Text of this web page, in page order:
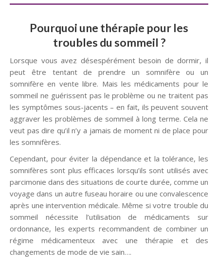
Pourquoi une thérapie pour les
troubles du sommeil ?
Lorsque vous avez désespérément besoin de dormir, il
peut être tentant de prendre un somnifère ou un
somnifère en vente libre. Mais les médicaments pour le
sommeil ne guérissent pas le problème ou ne traitent pas
les symptômes sous-jacents – en fait, ils peuvent souvent
aggraver les problèmes de sommeil à long terme. Cela ne
veut pas dire qu’il n’y a jamais de moment ni de place pour
les somnifères.
Cependant, pour éviter la dépendance et la tolérance, les
somnifères sont plus efficaces lorsqu’ils sont utilisés avec
parcimonie dans des situations de courte durée, comme un
voyage dans un autre fuseau horaire ou une convalescence
après une intervention médicale. Même si votre trouble du
sommeil nécessite l’utilisation de médicaments sur
ordonnance, les experts recommandent de combiner un
régime médicamenteux avec une thérapie et des
changements de mode de vie sain….